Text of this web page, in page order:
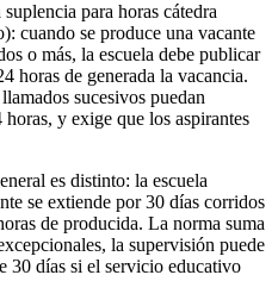
para horas cátedra
cuando se produce una vacante
o más, la escuela debe publicar
horas de generada la vacancia.
sucesivos puedan
y exige que los aspirantes
es distinto: la escuela
se extiende por 30 días corridos
de producida. La norma suma
la supervisión puede
30 días si el servicio educativo